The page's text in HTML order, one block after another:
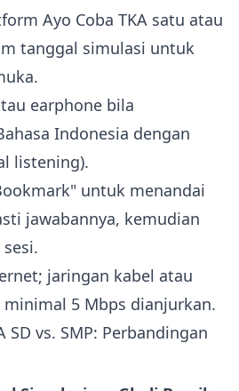
Ayo Coba TKA satu atau
tanggal simulasi untuk
earphone bila
Indonesia dengan
listening).
untuk menandai
jawabannya, kemudian
jaringan kabel atau
minimal 5 Mbps dianjurkan.
SD vs. SMP: Perbandingan